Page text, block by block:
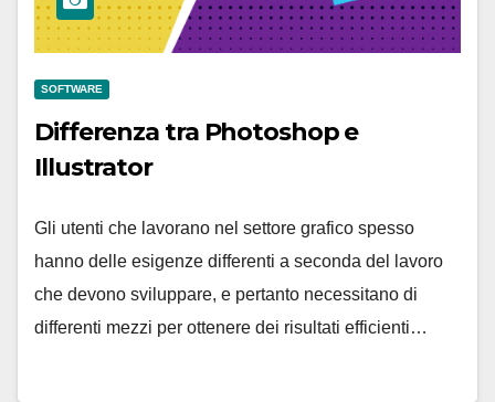
SOFTWARE
Differenza tra Photoshop e
Illustrator
Gli utenti che lavorano nel settore grafico spesso
hanno delle esigenze differenti a seconda del lavoro
che devono sviluppare, e pertanto necessitano di
differenti mezzi per ottenere dei risultati efficienti…